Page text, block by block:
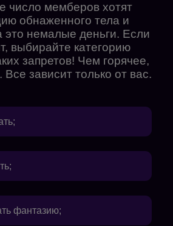
число мемберов хотят
обнаженного тела и
это немалые деньги. Если
выбирайте категорию
запретов! Чем горячее,
зависит только от вас.
фантазию;